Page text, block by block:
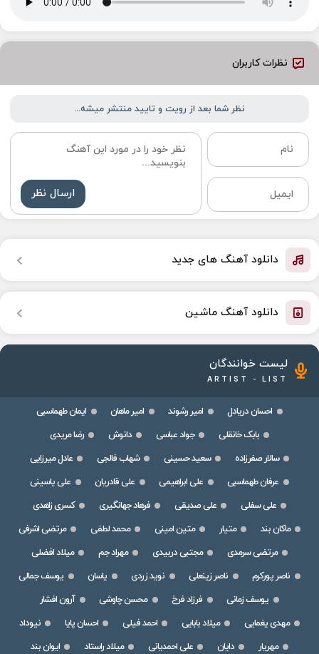
نظرات کاربران
نظر شما بعد از رویت و تایید منتشر میشه...
ارسال نظر
دانلود آهنگ های جدید
دانلود آهنگ ماشین
لیست خوانندگان
ARTIST - LIST
احسان دریادل امیر رشوند امیر ماهان
ایمان طهماسبی
بابک خانقلی
جواد عباسی دانوش
رضا مریدی
سالار صفرزاده
سعید حسینی شهاب فالجی
عادل میرزایی
عرفان طهماسبی
علی ابراهیمی علی قادریان
علی یاسینی
علی سفلی
علی صدیقی فرهاد جهانگیری
کسری زاهدی
ماکان بند
متیار متین امینی محمد لطفی
مرتضی اشرفی
مرتضی سرمدی
مجتبی دربیدی مهراد جم
میلاد افضلی
ناصر پورکرم
ناصر زینعلی نوید زردی یاسان
یوسف جمالی
یوسف زمانی
فرزاد فرخ محسن چاوشی
آرون افشار
مهدی یغمایی
میلاد بابایی احمد فیلی احسان پایا
نیوداد
مهریار
دایان علی احمدیانی میلاد راستاد ایوان بند